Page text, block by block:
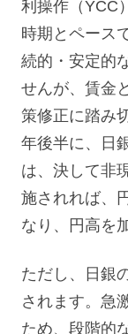
利操作（YCC
時期とペース
続的・安定的
せんが、賃金
策修正に踏み
年後半に、日
は、決して非
施されれば、
なり、円高を
ただし、日銀
されます。急
ため、段階的